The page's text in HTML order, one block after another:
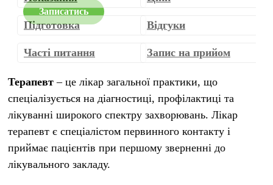
Записатись
Підготовка
Часті питання
Відгуки
Запис на прийом
Терапевт – це лікар загальної практики, що
спеціалізується на діагностиці, профілактиці та
лікуванні широкого спектру захворювань. Лікар
терапевт є спеціалістом первинного контакту і
приймає пацієнтів при першому зверненні до
лікувального закладу.